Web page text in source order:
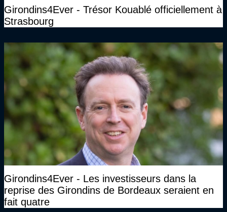
Girondins4Ever - Trésor Kouablé officiellement à
Strasbourg
Girondins4Ever - Les investisseurs dans la
reprise des Girondins de Bordeaux seraient en
fait quatre